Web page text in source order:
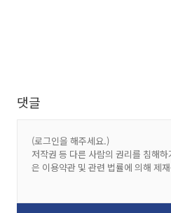
댓글